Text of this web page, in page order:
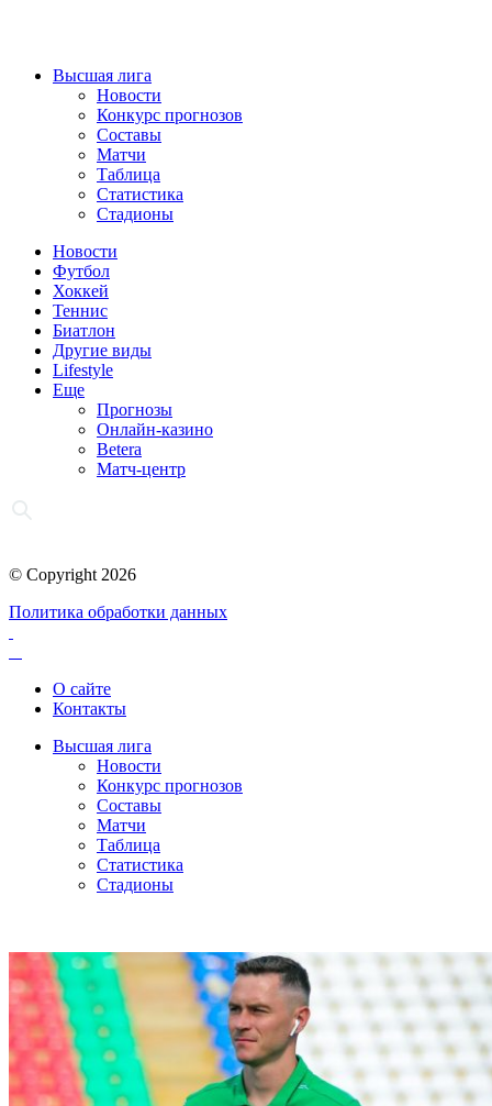
Высшая лига
Новости
Конкурс прогнозов
Составы
Матчи
Таблица
Статистика
Стадионы
Новости
Футбол
Хоккей
Теннис
Биатлон
Другие виды
Lifestyle
Еще
Прогнозы
Онлайн-казино
Betera
Матч-центр
© Copyright 2026
Политика обработки данных
О сайте
Контакты
Высшая лига
Новости
Конкурс прогнозов
Составы
Матчи
Таблица
Статистика
Стадионы